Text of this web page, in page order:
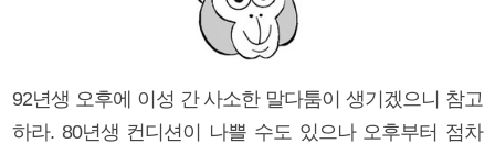
92년생 오후에 이성 간 사소한 말다툼이 생기겠으니 참고
하라. 80년생 컨디션이 나쁠 수도 있으나 오후부터 점차